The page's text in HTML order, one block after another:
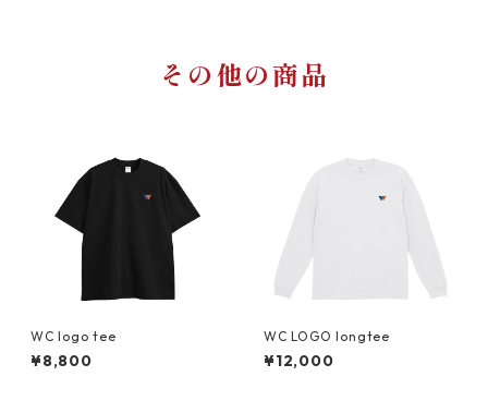
その他の商品
WC logo tee
¥8,800
WC LOGO longtee
¥12,000